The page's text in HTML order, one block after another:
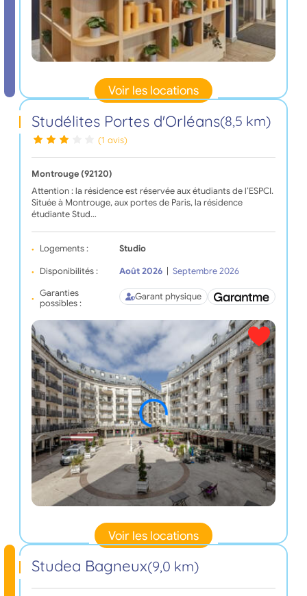
Voir les locations
Studélites Portes d'Orléans(8,5 km)
(1 avis)
Montrouge (92120)
Attention : la résidence est réservée aux étudiants de l’ESPCI.
Située à Montrouge, aux portes de Paris, la résidence
étudiante Stud…
Logements : Studio
Disponibilités : Août 2026
Septembre 2026
Garanties
possibles :
Garant physique
Voir les locations
Studea Bagneux(9,0 km)